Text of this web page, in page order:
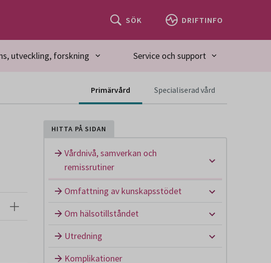
SÖK DRIFTINFO
utveckling, forskning Service och support
Primärvård Specialiserad vård
HITTA PÅ SIDAN
Vårdnivå, samverkan och
remissrutiner
Omfattning av kunskapsstödet
Om hälsotillståndet
Utredning
Komplikationer